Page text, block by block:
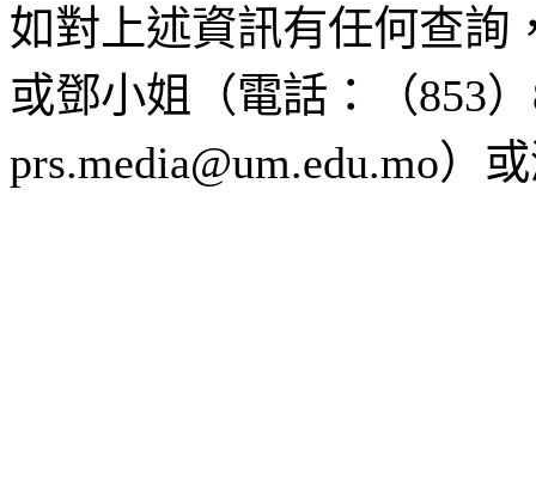
如對上述資訊有任何查詢
或鄧小姐（電話：（853
prs.media@um.edu.mo）